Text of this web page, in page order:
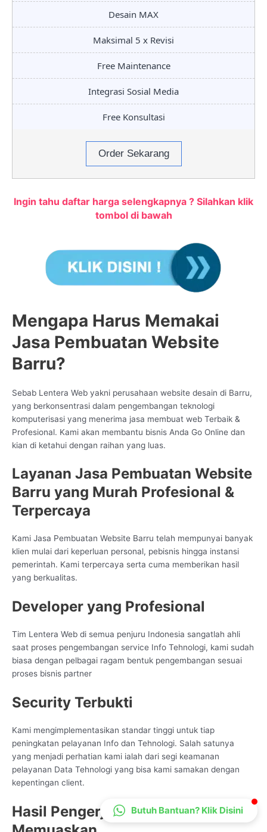
Desain MAX
Maksimal 5 x Revisi
Free Maintenance
Integrasi Sosial Media
Free Konsultasi
Order Sekarang
Ingin tahu daftar harga selengkapnya ? Silahkan klik
tombol di bawah
Mengapa Harus Memakai
Jasa Pembuatan Website
Barru?
Sebab Lentera Web yakni perusahaan website desain di Barru,
yang berkonsentrasi dalam pengembangan teknologi
komputerisasi yang menerima jasa membuat web Terbaik &
Profesional. Kami akan membantu bisnis Anda Go Online dan
kian di ketahui dengan raihan yang luas.
Layanan Jasa Pembuatan Website
Barru yang Murah Profesional &
Terpercaya
Kami Jasa Pembuatan Website Barru telah mempunyai banyak
klien mulai dari keperluan personal, pebisnis hingga instansi
pemerintah. Kami terpercaya serta cuma memberikan hasil
yang berkualitas.
Developer yang Profesional
Tim Lentera Web di semua penjuru Indonesia sangatlah ahli
saat proses pengembangan service Info Tehnologi, kami sudah
biasa dengan pelbagai ragam bentuk pengembangan sesuai
proses bisnis partner
Security Terbukti
Kami mengimplementasikan standar tinggi untuk tiap
peningkatan pelayanan Info dan Tehnologi. Salah satunya
yang menjadi perhatian kami ialah dari segi keamanan
pelayanan Data Tehnologi yang bisa kami samakan dengan
kepentingan client.
Hasil Pengerjaan yangButuh Bantuan? Klik Disini